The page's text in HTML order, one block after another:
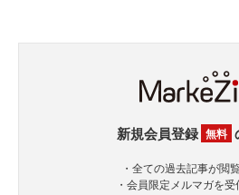
新規会員登録 無料
・全ての過去記事が閲
・会員限定メルマガを